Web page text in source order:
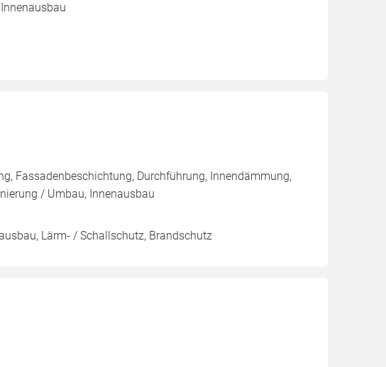
Fassadenbeschichtung, Durchführung, Innendämmung,
/ Umbau, Innenausbau
Lärm- / Schallschutz, Brandschutz